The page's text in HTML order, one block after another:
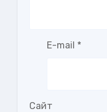
E-mail *
Сайт